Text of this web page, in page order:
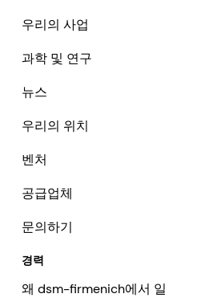
우리의 사업
과학 및 연구
뉴스
우리의 위치
벤처
공급업체
문의하기
경력
왜 dsm-firmenich에서 일